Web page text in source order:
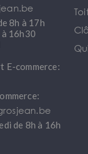
8h à 17h
à 16h30
E-commerce:
de 8h à 16h